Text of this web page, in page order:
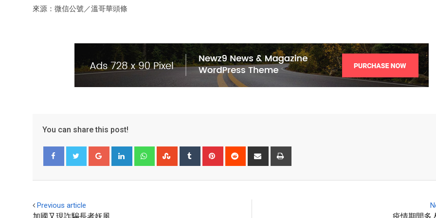
來源：微信公號／溫哥華頭條
You can share this post!
Previous article